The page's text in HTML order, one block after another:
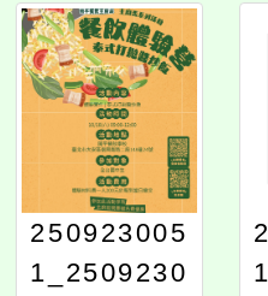
250923005
1_2509230